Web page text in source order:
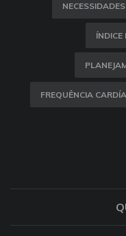
ÍNDICE
FREQUÊNCIA